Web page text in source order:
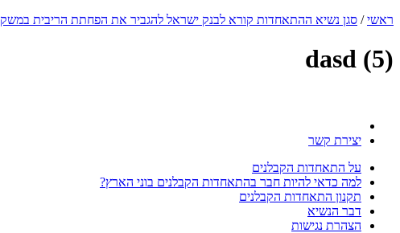
ראשי/ סגן נשיא ההתאחדות קורא לבנק ישראל להגביר את הפחתת הריבית במשק
dasd (5)
יצירת קשר
על התאחדות הקבלנים
למה כדאי להיות חבר בהתאחדות הקבלנים בוני הארץ?
תקנון התאחדות הקבלנים
דבר הנשיא
הצהרת נגישות